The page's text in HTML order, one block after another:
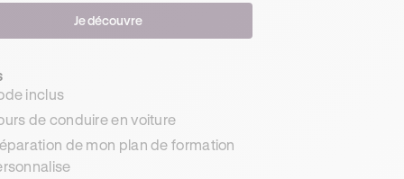
Je découvre
inclus
de conduire en voiture
de mon plan de formation